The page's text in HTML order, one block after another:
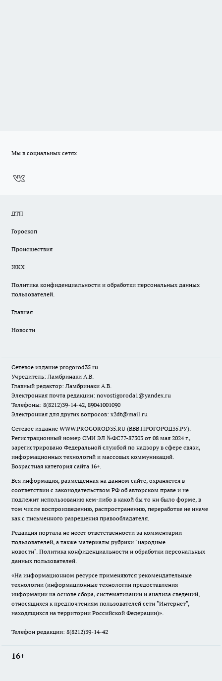
Мы в социальных сетях
ДТП
Гороскоп
Происшествия
ЖКХ
Политика конфиденциальности и обработки персональных данных
пользователей.
Главная
Новости
Сетевое издание progorod35.ru
Учредитель: Ламбринаки А.В.
Главный редактор: Ламбринаки А.В.
Электронная почта редакции: novostigoroda1@yandex.ru
Телефоны: 8(8212)39-14-42, 89041001090
Электронная для других вопросов: x2dt@mail.ru
Сетевое издание WWW.PROGOROD35.RU (ВВВ.ПРОГОРОД35.РУ).
Регистрационный номер СМИ ЭЛ №ФС77-87303 от 08 мая 2024 г.,
зарегистрировано Федеральной службой по надзору в сфере связи,
информационных технологий и массовых коммуникаций.
Возрастная категория сайта 16+.
Вся информация, размещенная на данном сайте, охраняется в
соответствии с законодательством РФ об авторском праве и не
подлежит использованию кем-либо в какой бы то ни было форме, в
том числе воспроизведению, распространению, переработке не иначе
как с письменного разрешения правообладателя.
Редакция портала не несет ответственности за комментарии
пользователей, а также материалы рубрики "народные
новости". Политика конфиденциальности и обработки персональных
данных пользователей.
«На информационном ресурсе применяются рекомендательные
технологии (информационные технологии предоставления
информации на основе сбора, систематизации и анализа сведений,
относящихся к предпочтениям пользователей сети "Интернет",
находящихся на территории Российской Федерации)».
Телефон редакции: 8(8212)39-14-42
16+